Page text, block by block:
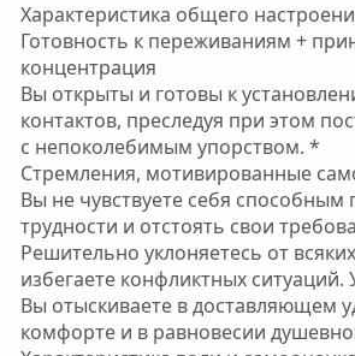
Характеристика общего
Готовность к переживаниям +
концентрация
Вы открыты и готовы к
контактов, преследуя при этом
с непоколебимым упорством. *
Стремления, мотивированные
Вы не чувствуете себя способным
трудности и отстоять свои
Решительно уклоняетесь от
избегаете конфликтных ситуаций.
Вы отыскиваете в доставляющем
комфорте и в равновесии